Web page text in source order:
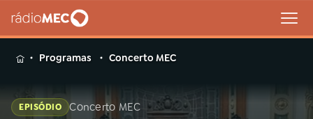
MENUProgramas Concerto MEC
EPISÓDIO Concerto MEC